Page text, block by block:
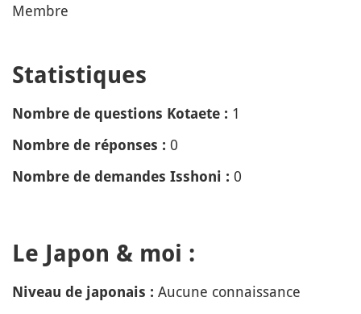
Membre
Statistiques
Nombre de questions Kotaete : 1
Nombre de réponses : 0
Nombre de demandes Isshoni : 0
Le Japon & moi :
Niveau de japonais : Aucune connaissance